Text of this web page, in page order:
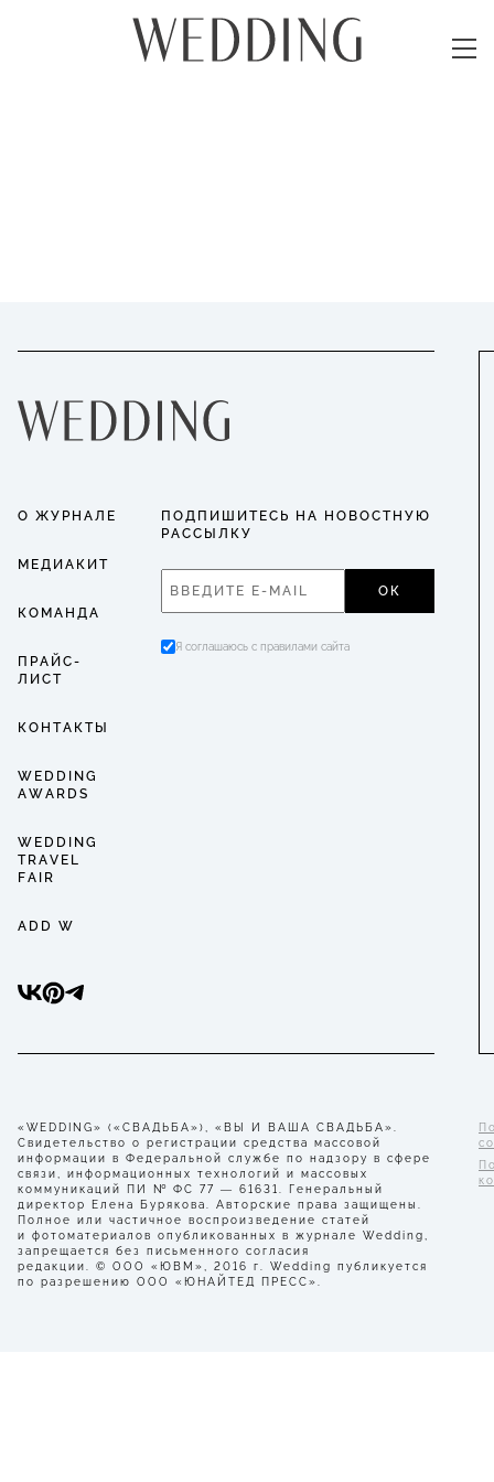
О ЖУРНАЛЕ
МЕДИАКИТ
КОМАНДА
ПРАЙС-
ЛИСТ
КОНТАКТЫ
WEDDING
AWARDS
WEDDING
TRAVEL
FAIR
ADD W
ПОДПИШИТЕСЬ НА НОВОСТНУЮ
РАССЫЛКУ
ОК
Я соглашаюсь с правилами сайта
«WEDDING» («СВАДЬБА»), «ВЫ И ВАША СВАДЬБА».
Свидетельство о регистрации средства массовой
информации в Федеральной службе по надзору в сфере
связи, информационных технологий и массовых
коммуникаций ПИ № ФС 77 — 61631. Генеральный
директор Елена Бурякова. Авторские права защищены.
Полное или частичное воспроизведение статей
и фотоматериалов опубликованных в журнале Wedding,
запрещается без письменного согласия
редакции. © ООО «ЮВМ», 2016 г. Wedding публикуется
по разрешению ООО «ЮНАЙТЕД ПРЕСС».